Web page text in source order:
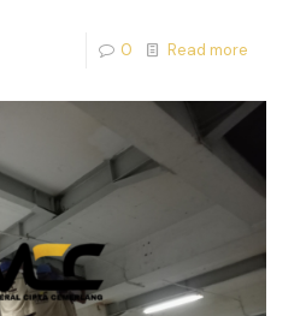
0 Read more